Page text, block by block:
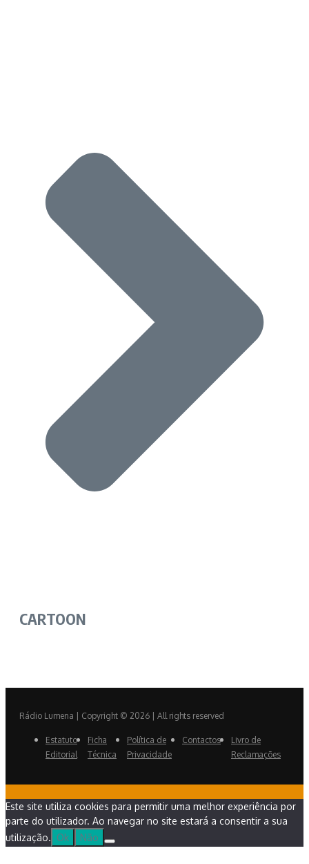
CARTOON
Rádio Lumena | Copyright © 2026 | All rights reserved
Estatuto
Editorial
Ficha
Técnica
Política de
Privacidade
Contactos
Livro de
Reclamações
Este site utiliza cookies para permitir uma melhor experiência por
parte do utilizador. Ao navegar no site estará a consentir a sua
utilização. Ok Não